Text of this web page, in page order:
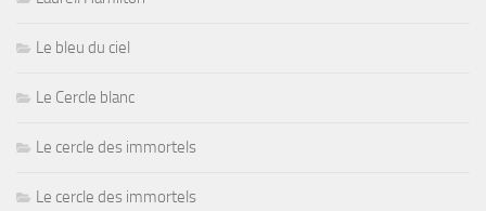
Le bleu du ciel
Le Cercle blanc
Le cercle des immortels
Le cercle des immortels